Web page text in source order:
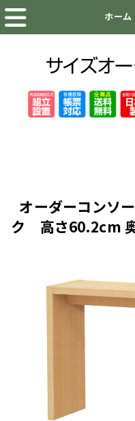
オーダーコンソ
ク 高さ60.2cm